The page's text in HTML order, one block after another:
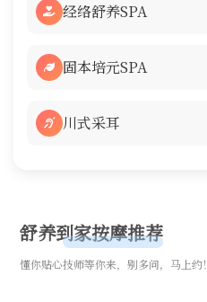
经络舒养SPA
固本培元SPA
川式采耳
舒养到家按摩推荐
懂你贴心技师等你来，别多问，马上约！